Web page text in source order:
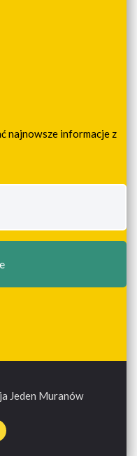
najnowsze informacje z
Jeden Muranów